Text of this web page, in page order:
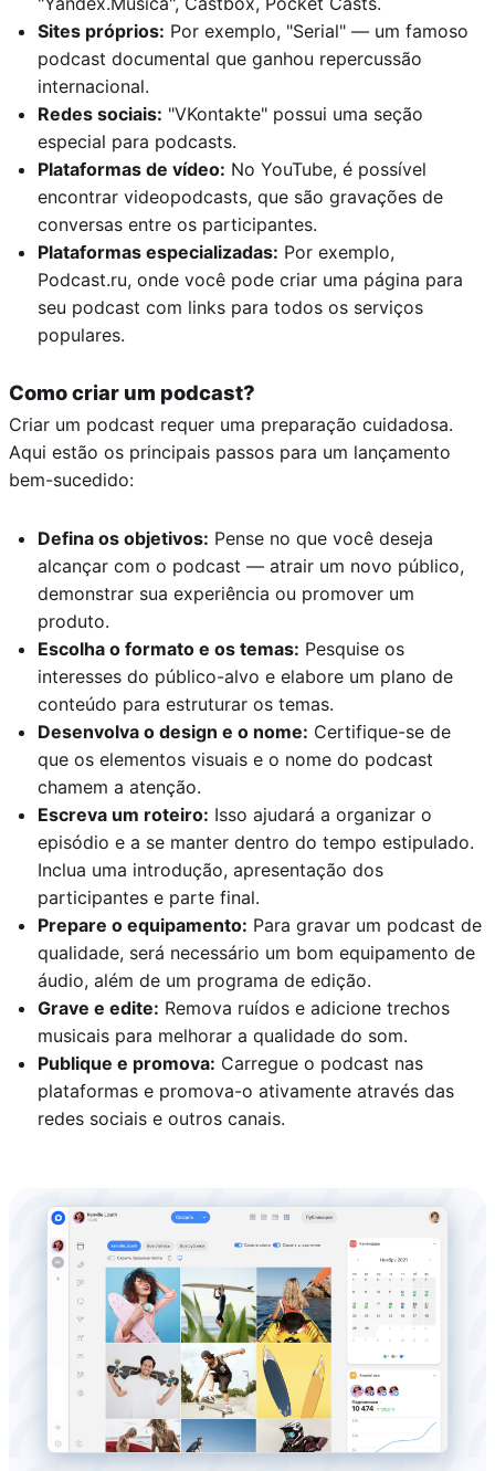
Sites próprios: Por exemplo, "Serial" — um famoso
podcast documental que ganhou repercussão
internacional.
Redes sociais: "VKontakte" possui uma seção
especial para podcasts.
Plataformas de vídeo: No YouTube, é possível
encontrar videopodcasts, que são gravações de
conversas entre os participantes.
Plataformas especializadas: Por exemplo,
Podcast.ru, onde você pode criar uma página para
seu podcast com links para todos os serviços
populares.
Como criar um podcast?
Criar um podcast requer uma preparação cuidadosa.
Aqui estão os principais passos para um lançamento
bem-sucedido:
Defina os objetivos: Pense no que você deseja
alcançar com o podcast — atrair um novo público,
demonstrar sua experiência ou promover um
produto.
Escolha o formato e os temas: Pesquise os
interesses do público-alvo e elabore um plano de
conteúdo para estruturar os temas.
Desenvolva o design e o nome: Certifique-se de
que os elementos visuais e o nome do podcast
chamem a atenção.
Escreva um roteiro: Isso ajudará a organizar o
episódio e a se manter dentro do tempo estipulado.
Inclua uma introdução, apresentação dos
participantes e parte final.
Prepare o equipamento: Para gravar um podcast de
qualidade, será necessário um bom equipamento de
áudio, além de um programa de edição.
Grave e edite: Remova ruídos e adicione trechos
musicais para melhorar a qualidade do som.
Publique e promova: Carregue o podcast nas
plataformas e promova-o ativamente através das
redes sociais e outros canais.